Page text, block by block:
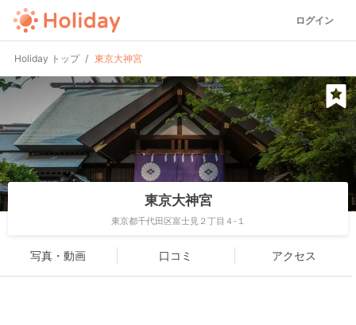
ログイン
Holiday トップ 東京大神宮
東京大神宮
東京都千代田区富士見２丁目４-１
写真・動画 口コミ アクセス